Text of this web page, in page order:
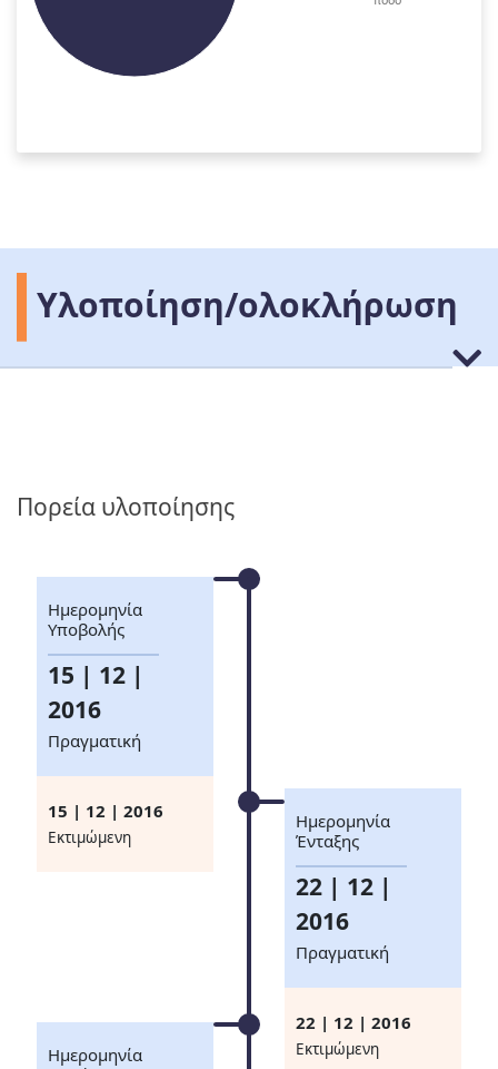
Υλοποίηση/ολοκλήρωση
Πορεία υλοποίησης
Ημερομηνία
Υποβολής
15 | 12 |
2016
Πραγματική
15 | 12 | 2016
Eκτιμώμενη
Ημερομηνία
Ένταξης
22 | 12 |
2016
Πραγματική
22 | 12 | 2016
Eκτιμώμενη
Ημερομηνία